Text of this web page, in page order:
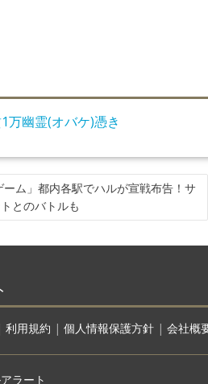
万幽霊(オバケ)憑き
ーム」都内各駅でハルが宣戦布告！サ
とのバトルも
利用規約 | 個人情報保護方針| 会社概
ラート